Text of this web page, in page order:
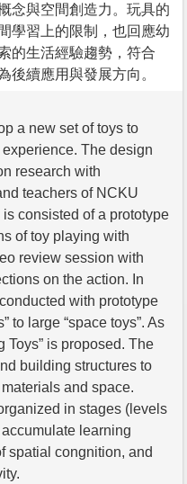
念與空間創造力。玩具的
學習上的限制，也回應幼
的生活經驗趨勢，符合
後續應用與發展方向。
a new set of toys to
The design
research with
teachers of NCKU
consisted of a prototype
of toy playing with
review session with
on the action. In
with prototype
to large “space toys”. As
Toys” is proposed. The
building structures to
and space.
in stages (levels
learning
spatial congnition, and